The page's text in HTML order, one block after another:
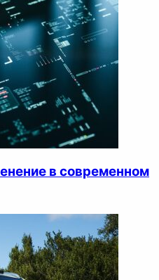
в современном